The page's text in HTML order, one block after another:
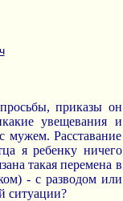
приказы он
увещевания и
мужем. Расставание
я ребенку ничего
такая перемена в
- с разводом или
ситуации?